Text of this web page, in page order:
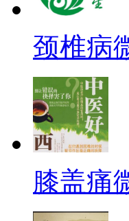
颈椎病
膝盖痛